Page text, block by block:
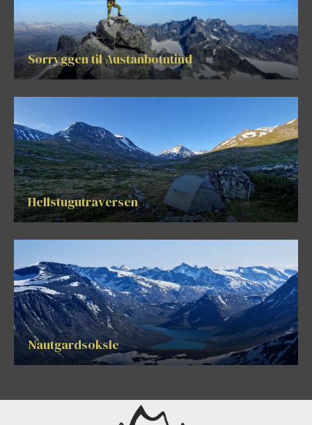
Sørryggen til Austanbotntind
Hellstugutraversen
Nautgardsoksle